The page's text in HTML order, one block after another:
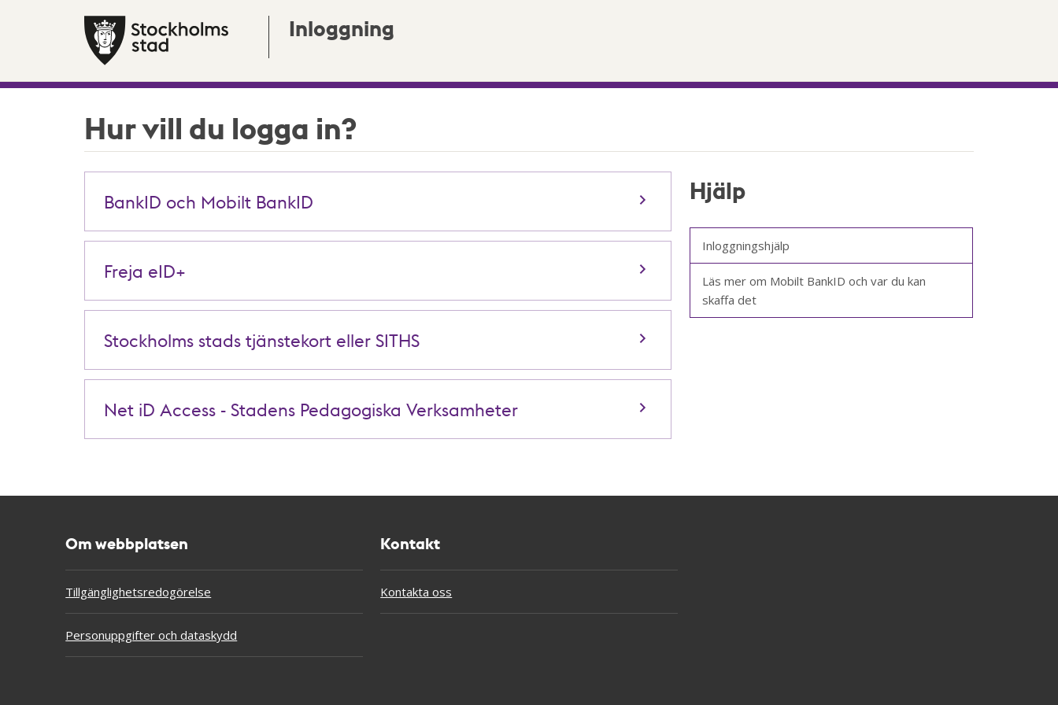
Inloggning
Hur vill du logga in?
BankID och Mobilt BankID
Freja eID+
Stockholms stads tjänstekort eller SITHS
Net iD Access - Stadens Pedagogiska Verksamheter
Hjälp
Inloggningshjälp
Läs mer om Mobilt BankID och var du kan
skaffa det
Om webbplatsen
Tillgänglighetsredogörelse
Personuppgifter och dataskydd
Kontakt
Kontakta oss